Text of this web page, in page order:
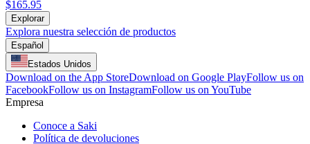
$165.95
Explorar
Explora nuestra selección de productos
Español
Estados Unidos
Download on the App StoreDownload on Google PlayFollow us on
FacebookFollow us on InstagramFollow us on YouTube
Empresa
Conoce a Saki
Política de devoluciones